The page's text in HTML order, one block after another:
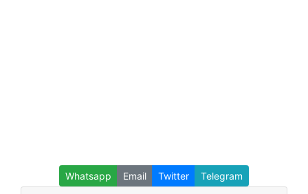
Whatsapp Email Twitter Telegram